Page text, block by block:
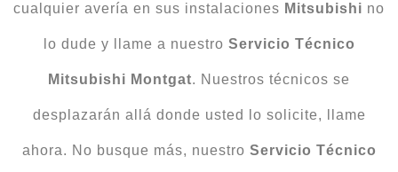
cualquier avería en sus instalaciones Mitsubishi no
lo dude y llame a nuestro Servicio Técnico
Mitsubishi Montgat. Nuestros técnicos se
desplazarán allá donde usted lo solicite, llame
ahora. No busque más, nuestro Servicio Técnico